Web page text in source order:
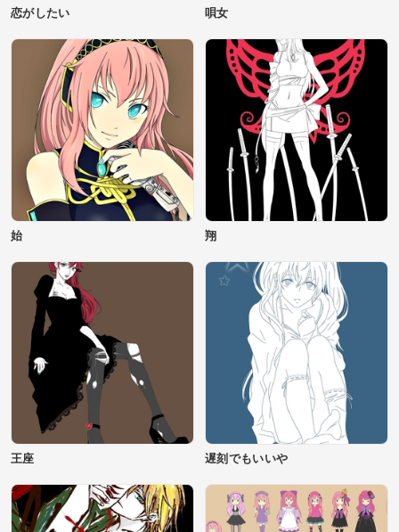
恋がしたい 唄女
始 翔
王座 遅刻でもいいや